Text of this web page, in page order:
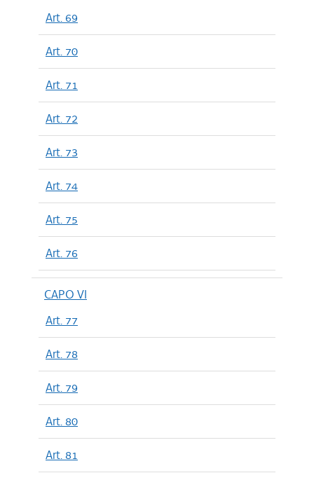
Art. 69
Art. 70
Art. 71
Art. 72
Art. 73
Art. 74
Art. 75
Art. 76
CAPO VI
Art. 77
Art. 78
Art. 79
Art. 80
Art. 81